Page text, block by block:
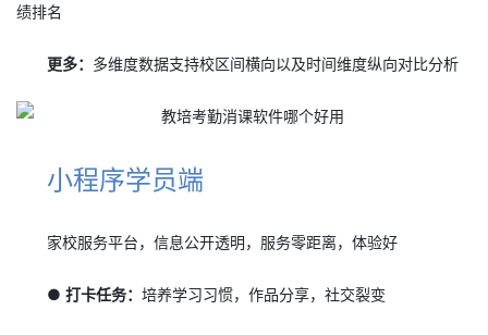
绩排名
更多： 多维度数据支持校区间横向以及时间维度纵向对比分析
小程序学员端
家校服务平台，信息公开透明，服务零距离，体验好
● 打卡任务：培养学习习惯，作品分享，社交裂变